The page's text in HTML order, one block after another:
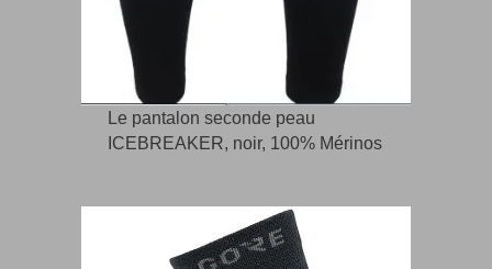
Le pantalon seconde peau
ICEBREAKER, noir, 100% Mérinos